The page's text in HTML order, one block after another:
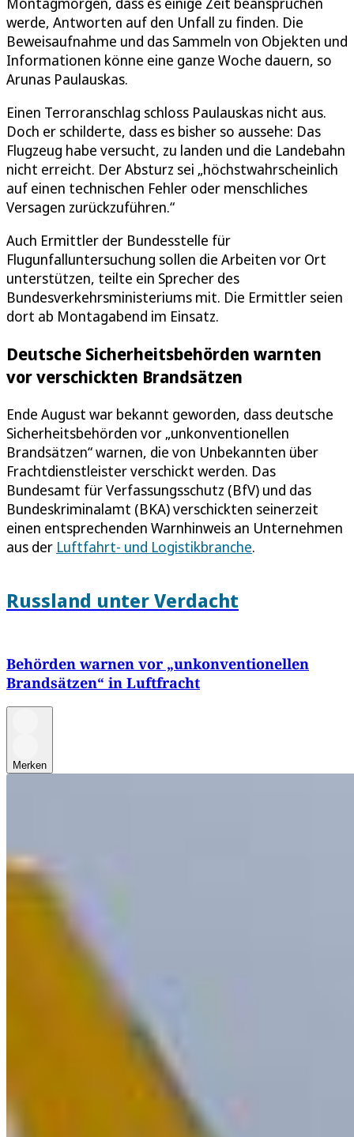
werde, Antworten auf den Unfall zu finden. Die
Beweisaufnahme und das Sammeln von Objekten und
Informationen könne eine ganze Woche dauern, so
Arunas Paulauskas.
Einen Terroranschlag schloss Paulauskas nicht aus.
Doch er schilderte, dass es bisher so aussehe: Das
Flugzeug habe versucht, zu landen und die Landebahn
nicht erreicht. Der Absturz sei „höchstwahrscheinlich
auf einen technischen Fehler oder menschliches
Versagen zurückzuführen.“
Auch Ermittler der Bundesstelle für
Flugunfalluntersuchung sollen die Arbeiten vor Ort
unterstützen, teilte ein Sprecher des
Bundesverkehrsministeriums mit. Die Ermittler seien
dort ab Montagabend im Einsatz.
Deutsche Sicherheitsbehörden warnten
vor verschickten Brandsätzen
Ende August war bekannt geworden, dass deutsche
Sicherheitsbehörden vor „unkonventionellen
Brandsätzen“ warnen, die von Unbekannten über
Frachtdienstleister verschickt werden. Das
Bundesamt für Verfassungsschutz (BfV) und das
Bundeskriminalamt (BKA) verschickten seinerzeit
einen entsprechenden Warnhinweis an Unternehmen
aus der Luftfahrt- und Logistikbranche.
Russland unter Verdacht
Behörden warnen vor „unkonventionellen
Brandsätzen“ in Luftfracht
Merken